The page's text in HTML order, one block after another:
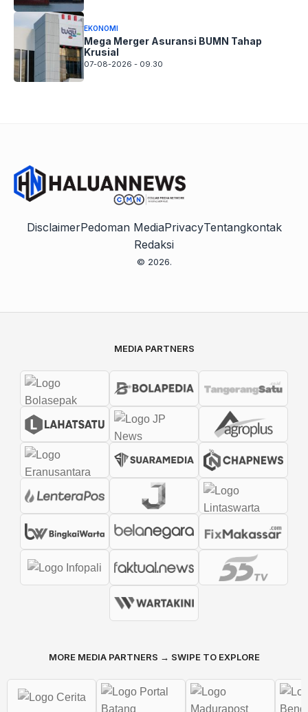
EKONOMI
Mega Merger Asuransi BUMN Tahap
Krusial
07-08-2026 - 09.30
DisclaimerPedoman MediaPrivacyTentangkontak
Redaksi
© 2026.
MEDIA PARTNERS
MORE MEDIA PARTNERS → SWIPE TO EXPLORE